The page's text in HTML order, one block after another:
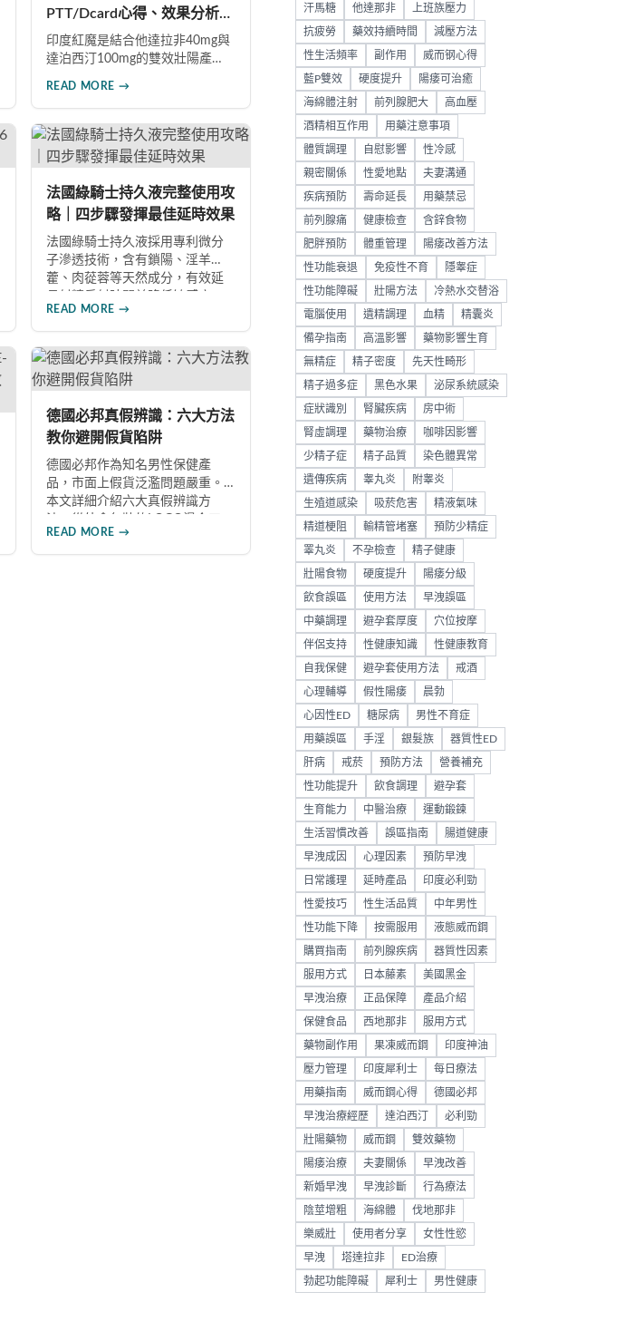
PTT/Dcard心得、效果分析、
副作用與真假辨別指南
印度紅魔是結合他達拉非40mg與
達泊西汀100mg的雙效壯陽產
一。90%使用者給予正面評價，常
見副作用為輕微頭痛（7%）。本
文整理超過120則網友心得，幫助
你了解真實效果、識別假貨與選
擇正規購買管道。
READ MORE →
法國綠騎士持久液完整使用攻
略｜四步驟發揮最佳延時效果
法國綠騎士持久液採用專利微分
子滲透技術，含有鎖陽、淫羊
藿、肉蓯蓉等天然成分，有效延
本文提供完整四步驟使用指南，
從劑量控制到按摩吸收手法，協
助使用者找到最適合個人體質的
用量，搭配正品購買管道與常見
錯誤修正建議，助您安全有效地
提升親密生活品質。
READ MORE →
德國必邦真假辨識：六大方法
教你避開假貨陷阱
德國必邦作為知名男性保健產
品，市面上假貨泛濫問題嚴重。
本文詳細介紹六大真假辨識方
藝、說明書與生產地資訊、藥錠
的「HY」刻印與六角星芒造型、
READ MORE →
汗馬糖 他達那非 上班族壓力
抗疲勞 藥效持續時間 減壓方法
性生活頻率 副作用 威而钢心得
藍P雙效 硬度提升 陽痿可治癒
海綿體注射 前列腺肥大 高血壓
酒精相互作用 用藥注意事項
體質調理 自慰影響 性冷感
親密關係 性愛地點 夫妻溝通
疾病預防 壽命延長 用藥禁忌
前列腺痛 健康檢查 含鋅食物
肥胖預防 體重管理 陽痿改善方法
性功能衰退 免疫性不育 隱睾症
性功能障礙 壯陽方法 冷熱水交替浴
電腦使用 遺精調理 血精 精囊炎
備孕指南 高溫影響 藥物影響生育
無精症 精子密度 先天性畸形
精子過多症 黑色水果 泌尿系統感染
症狀識別 腎臟疾病 房中術
腎虛調理 藥物治療 咖啡因影響
少精子症 精子品質 染色體異常
遺傳疾病 睾丸炎 附睾炎
生殖道感染 吸菸危害 精液氣味
精道梗阻 輸精管堵塞 預防少精症
睪丸炎 不孕檢查 精子健康
壯陽食物 硬度提升 陽痿分級
飲食誤區 使用方法 早洩誤區
中藥調理 避孕套厚度 穴位按摩
伴侶支持 性健康知識 性健康教育
自我保健 避孕套使用方法 戒酒
心理輔導 假性陽痿 晨勃
心因性ED 糖尿病 男性不育症
用藥誤區 手淫 銀髮族 器質性ED
肝病 戒菸 預防方法 營養補充
性功能提升 飲食調理 避孕套
生育能力 中醫治療 運動鍛鍊
生活習慣改善 誤區指南 腸道健康
早洩成因 心理因素 預防早洩
日常護理 延時產品 印度必利勁
性愛技巧 性生活品質 中年男性
性功能下降 按需服用 液態威而鋼
購買指南 前列腺疾病 器質性因素
服用方式 日本藤素 美國黑金
早洩治療 正品保障 產品介紹
保健食品 西地那非 服用方式
藥物副作用 果凍威而鋼 印度神油
壓力管理 印度犀利士 每日療法
用藥指南 威而鋼心得 德國必邦
早洩治療經歷 達泊西汀 必利勁
壯陽藥物 威而鋼 雙效藥物
陽痿治療 夫妻關係 早洩改善
新婚早洩 早洩診斷 行為療法
陰莖增粗 海綿體 伐地那非
樂威壯 使用者分享 女性性慾
早洩 塔達拉非 ED治療
勃起功能障礙 犀利士 男性健康